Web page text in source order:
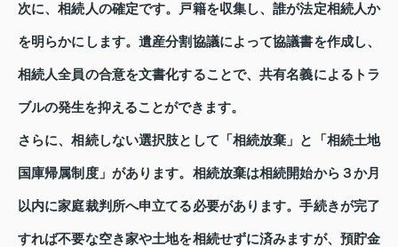
次に、相続人の確定です。戸籍を収集し、誰が法定相続人か
を明らかにします。遺産分割協議によって協議書を作成し、
相続人全員の合意を文書化することで、共有名義によるトラ
ブルの発生を抑えることができます。
さらに、相続しない選択肢として「相続放棄」と「相続土地
国庫帰属制度」があります。相続放棄は相続開始から３か月
以内に家庭裁判所へ申立てる必要があります。手続きが完了
すれば不要な空き家や土地を相続せずに済みますが、預貯金